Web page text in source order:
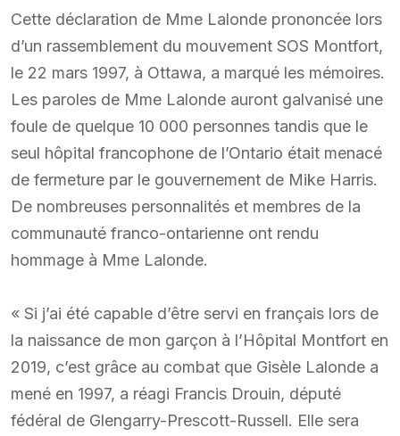
Cette déclaration de Mme Lalonde prononcée lors
d’un rassemblement du mouvement SOS Montfort,
le 22 mars 1997, à Ottawa, a marqué les mémoires.
Les paroles de Mme Lalonde auront galvanisé une
foule de quelque 10 000 personnes tandis que le
seul hôpital francophone de l’Ontario était menacé
de fermeture par le gouvernement de Mike Harris.
De nombreuses personnalités et membres de la
communauté franco-ontarienne ont rendu
hommage à Mme Lalonde.
« Si j’ai été capable d’être servi en français lors de
la naissance de mon garçon à l’Hôpital Montfort en
2019, c’est grâce au combat que Gisèle Lalonde a
mené en 1997, a réagi Francis Drouin, député
fédéral de Glengarry-Prescott-Russell. Elle sera